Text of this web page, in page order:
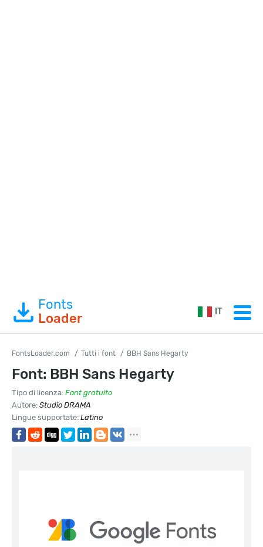
Fonts
Loader
IT
FontsLoader.com Tutti i font BBH Sans Hegarty
Font: BBH Sans Hegarty
Tipo di licenza: Font gratuito
Autore: Studio DRAMA
Lingue supportate: Latino